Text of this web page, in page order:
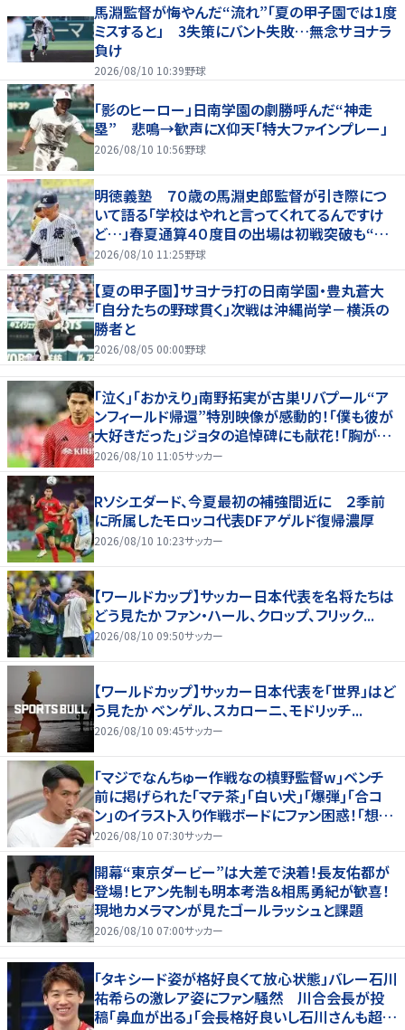
馬淵監督が悔やんだ“流れ”「夏の甲子園では1度
ミスすると」 3失策にバント失敗…無念サヨナラ
負け
2026/08/10 10:39野球
「影のヒーロー」日南学園の劇勝呼んだ“神走
塁” 悲鳴→歓声にX仰天「特大ファインプレー」
2026/08/10 10:56野球
明徳義塾 ７０歳の馬淵史郎監督が引き際につ
いて語る「学校はやれと言ってくれてるんですけ
ど…」春夏通算４０度目の出場は初戦突破も“馬
淵節”炸裂
2026/08/10 11:25野球
【夏の甲子園】サヨナラ打の日南学園・豊丸蒼大
「自分たちの野球貫く」次戦は沖縄尚学－横浜の
勝者と
2026/08/05 00:00野球
｢泣く｣｢おかえり｣南野拓実が古巣リバプール“ア
ンフィールド帰還”特別映像が感動的！｢僕も彼が
大好きだった｣ジョタの追悼碑にも献花！｢胸が熱
くなります…｣
2026/08/10 11:05サッカー
Rソシエダード、今夏最初の補強間近に ２季前
に所属したモロッコ代表DFアゲルド復帰濃厚
2026/08/10 10:23サッカー
【ワールドカップ】サッカー日本代表を名将たちは
どう見たか ファン・ハール、クロップ、フリック...
2026/08/10 09:50サッカー
【ワールドカップ】サッカー日本代表を「世界」はど
う見たか ベンゲル、スカローニ、モドリッチ...
2026/08/10 09:45サッカー
｢マジでなんちゅー作戦なの槙野監督w｣ベンチ
前に掲げられた｢マテ茶｣｢白い犬｣｢爆弾｣｢合コ
ン｣のイラスト入り作戦ボードにファン困惑！｢想像
よりデカくて吹いた｣
2026/08/10 07:30サッカー
開幕“東京ダービー”は大差で決着！長友佑都が
登場！ヒアン先制も明本考浩＆相馬勇紀が歓喜！
現地カメラマンが見たゴールラッシュと課題
2026/08/10 07:00サッカー
「タキシード姿が格好良くて放心状態」バレー石川
祐希らの激レア姿にファン騒然 川合会長が投
稿「鼻血が出る」「会長格好良いし石川さんも超格